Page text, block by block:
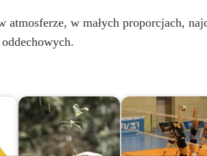
atmosferze, w małych proporcjach,